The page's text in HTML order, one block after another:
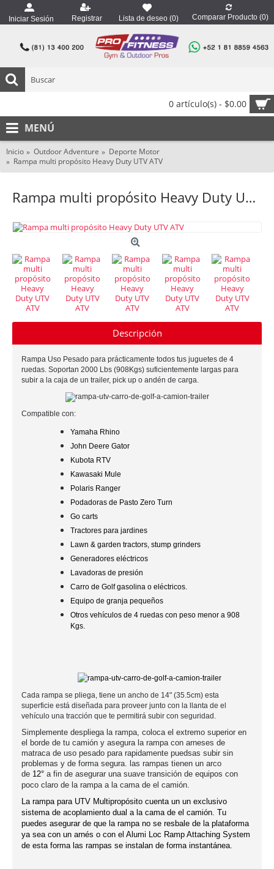
Iniciar Sesión Registrar Lista de deseo (0) Comparar Producto (0)
0 artículo(s) - $0.00
MENÚ
Inicio Outdoor Adventure
Deporte Motor
Rampa multi propósito Heavy Duty UTV ATV
Rampa multi propósito Heavy Duty UTV ATV
Descripción
Rampa Uso Pesado para prácticamente todos tus juguetes de 4
ruedas. Soportan 2000 Lbs (908Kgs) suficientemente largas para
subir a la caja de un trailer, pick up o andén de carga.
Compatible con:
Yamaha Rhino
John Deere Gator
Kubota RTV
Kawasaki Mule
Polaris Ranger
Podadoras de Pasto Zero Turn
Go carts
Tractores para jardines
Lawn & garden tractors, stump grinders
Generadores eléctricos
Lavadoras de presión
Carro de Golf gasolina o eléctricos.
Equipo de granja pequeños
Otros vehículos de 4 ruedas con peso menor a 908
Kgs.
Cada rampa se pliega, tiene un ancho de 14" (35.5cm) esta
superficie está diseñada para proveer junto con la llanta de el
vehículo una tracción que te permitirá subir con seguridad.
Simplemente despliega la rampa, coloca el extremo superior en
el borde de tu camión y asegura la rampa con arneses de
matraca de uso pesado para rapidamente puedsas subir sin
problemas y de forma segura. las rampas tienen un arco
de 12° a fin de asegurar una suave transición de equipos con
poco claro de la rampa a la cama de el camión.
La rampa para UTV Multipropósito cuenta un un exclusivo
sistema de acoplamiento dual a la cama de el camión. Tu
puedes asegurar de que la rampa no se resbale de la plataforma
ya sea con un arnés o con el Alumi Loc Ramp Attaching System
de esta forma las rampas se instalan de forma instantánea.